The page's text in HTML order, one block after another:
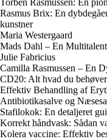
Rasmus Brix: En
kunstner
Maria Westergaard
Mads Dahl – En
Julie Fabricius
Camilla Rasmussen – En
CD20: Alt hvad du
Effektiv Behandling af
Antibiotikasalve og
Stafilokok: En detaljeret
Korrekt håndvask: Sådan
Kolera vaccine: Effektiv